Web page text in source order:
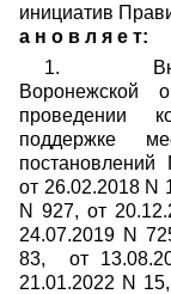
инициатив
а н о в л я е т:
1. Внести
Воронежской
проведении
поддержке
постановлений
от 26.02.2018 N
N 927, от
24.07.2019 N
83, от
21.01.2022 N